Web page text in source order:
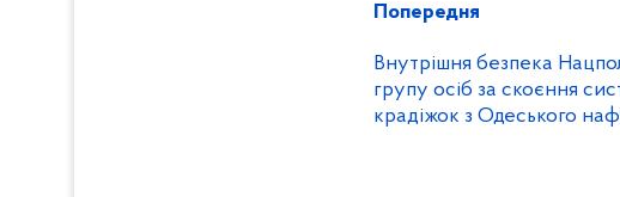
Попередня
Внутрішня безпека
групу осіб за скоєння
крадіжок з Одеського